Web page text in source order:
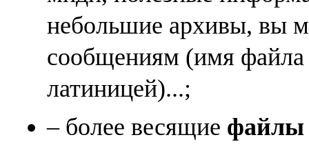
небольшие архивы, вы
сообщениям (имя
латиницей)...;
– более весящие файлы